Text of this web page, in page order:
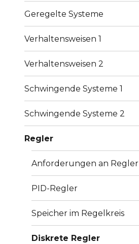
Geregelte Systeme
Verhaltensweisen 1
Verhaltensweisen 2
Schwingende Systeme 1
Schwingende Systeme 2
Regler
Anforderungen an Regler
PID-Regler
Speicher im Regelkreis
Diskrete Regler